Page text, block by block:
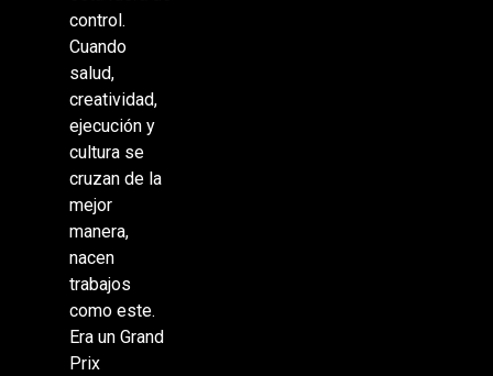
control.
Cuando
salud,
creatividad,
ejecución y
cultura se
cruzan de la
mejor
manera,
nacen
trabajos
como este.
Era un Grand
Prix